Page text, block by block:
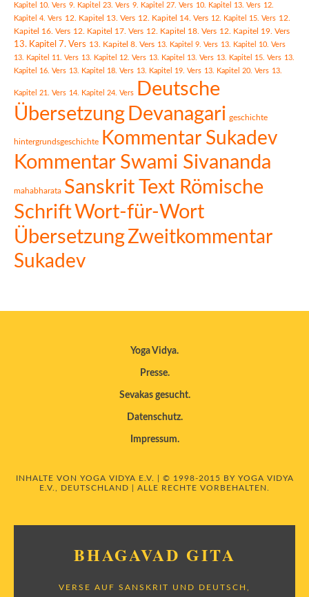
Kapitel 10. Vers 9. Kapitel 23. Vers 9. Kapitel 27. Vers 10. Kapitel 13. Vers 12.
Kapitel 4. Vers 12. Kapitel 13. Vers 12. Kapitel 14. Vers 12. Kapitel 15. Vers 12.
Kapitel 16. Vers 12. Kapitel 17. Vers 12. Kapitel 18. Vers 12. Kapitel 19. Vers
13. Kapitel 7. Vers 13. Kapitel 8. Vers 13. Kapitel 9. Vers 13. Kapitel 10. Vers
13. Kapitel 11. Vers 13. Kapitel 12. Vers 13. Kapitel 13. Vers 13. Kapitel 15. Vers 13.
Kapitel 16. Vers 13. Kapitel 18. Vers 13. Kapitel 19. Vers 13. Kapitel 20. Vers 13.
Kapitel 21. Vers 14. Kapitel 24. Vers
Deutsche
Übersetzung Devanagari geschichte
hintergrundsgeschichte
Kommentar Sukadev
Kommentar Swami Sivananda
mahabharata Sanskrit Text Römische
SchriftWort-für-Wort
ÜbersetzungZweitkommentar
Sukadev
Yoga Vidya
Presse
Sevakas gesucht
Datenschutz
Impressum
INHALTE VON YOGA VIDYA E.V. | © 1998-2015 BY YOGA VIDYA
E.V., DEUTSCHLAND | ALLE RECHTE VORBEHALTEN.
BHAGAVAD GITA
VERSE AUF SANSKRIT UND DEUTSCH,